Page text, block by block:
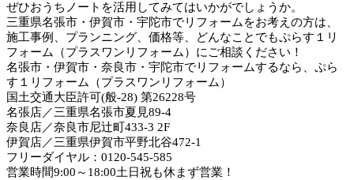
ぜひおうちノートを活用してみてはいかがでしょうか。
三重県名張市・伊賀市・宇陀市でリフォームをお考えの方は、
施工事例、プランニング、価格等、どんなことでもぷらす１リ
フォーム（プラスワンリフォーム）にご相談ください！
名張市・伊賀市・奈良市・宇陀市でリフォームするなら、ぷら
す１リフォーム（プラスワンリフォーム）
国土交通大臣許可(般-28) 第26228号
名張店／三重県名張市夏見89-4
奈良店／奈良市尼辻町433-3 2F
伊賀店／三重県伊賀市平野北谷472-1
フリーダイヤル：0120-545-585
営業時間9:00～18:00土日祝も休まず営業！